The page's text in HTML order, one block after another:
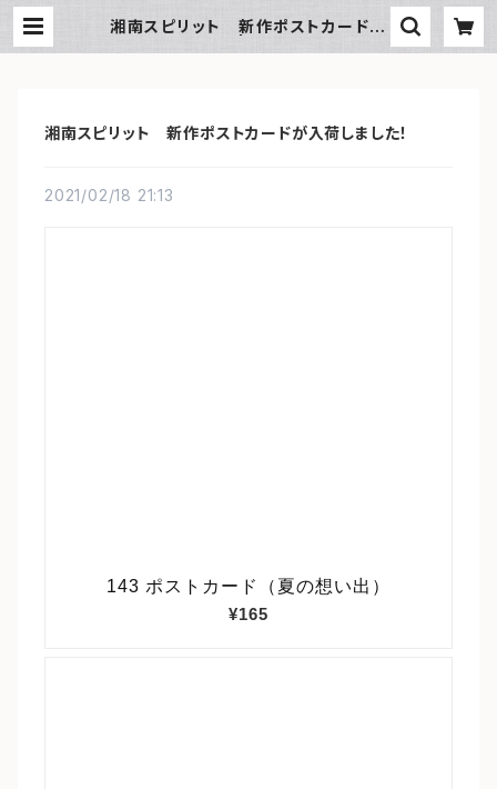
湘南スピリット 新作ポストカードが
湘南スピリット 新作ポストカードが入荷しました！
2021/02/18 21:13